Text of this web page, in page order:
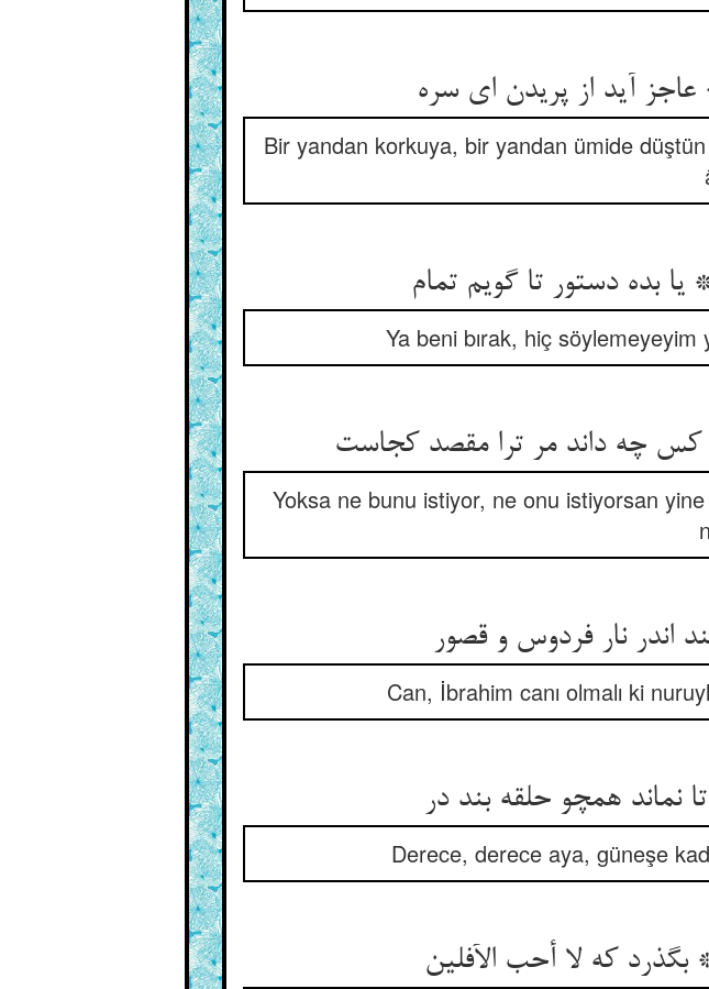
آید از پریدن ای سره‏
Bir yandan korkuya, bir yandan ümide
یا بده دستور تا گویم تمام‏
Ya beni bırak, hiç
کس چه داند مر ترا مقصد کجاست‏
Yoksa ne bunu istiyor, ne onu istiyorsan
اندر نار فردوس و قصور
Can, İbrahim canı olmalı ki
نماند همچو حلقه بند در
Derece, derece aya, güneşe
که لا أحب الآفلین‏